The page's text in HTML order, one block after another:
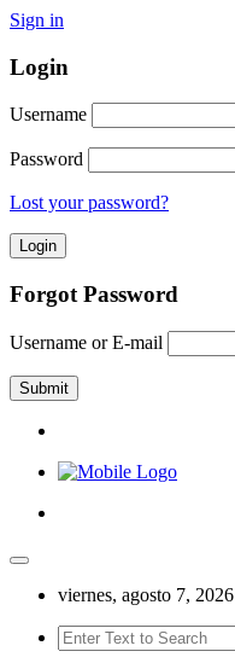
Sign in
Login
Username
Password
Lost your password?
Forgot Password
Username or E-mail
viernes, agosto 7, 2026